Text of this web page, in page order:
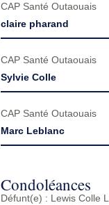
CAP Santé Outaouais
claire pharand
CAP Santé Outaouais
Sylvie Colle
CAP Santé Outaouais
Marc Leblanc
Condoléances
Défunt(e) : Lewis Colle